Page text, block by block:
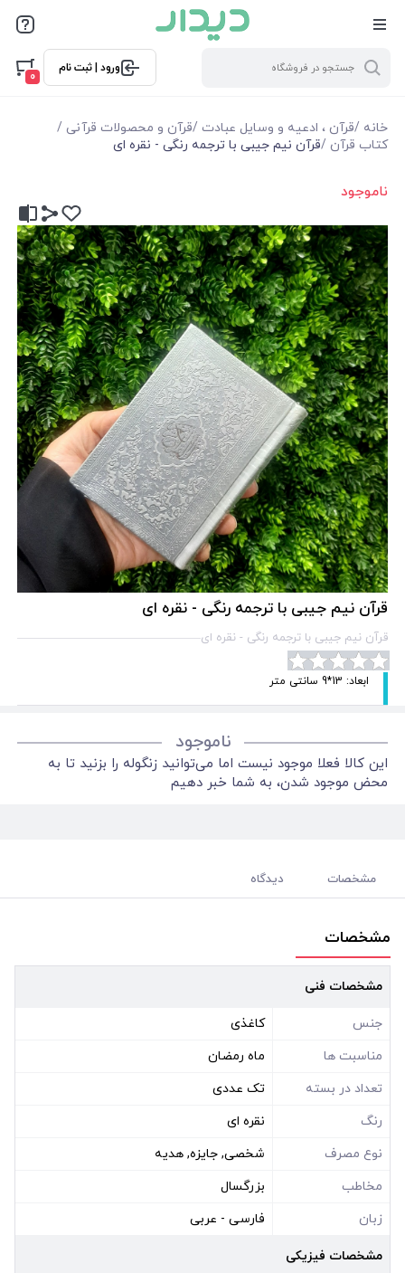
ورود | ثبت نام
0
خانه /قرآن ، ادعیه و وسایل عبادت /قرآن و محصولات قرآنی /
کتاب قرآن /قرآن نیم جیبی با ترجمه رنگی - نقره ای
ناموجود
قرآن نیم جیبی با ترجمه رنگی - نقره ای
قرآن نیم جیبی با ترجمه رنگی - نقره ای
ابعاد: 13*9 سانتی متر
ناموجود
این کالا فعلا موجود نیست اما می‌توانید زنگوله را بزنید تا به
محض موجود شدن، به شما خبر دهیم
مشخصات دیدگاه
مشخصات
مشخصات فنی
جنس
کاغذی
مناسبت ها
ماه رمضان
تعداد در بسته
تک عددی
رنگ
نقره ای
نوع مصرف
شخصی, جایزه, هدیه
مخاطب
بزرگسال
زبان
فارسی - عربی
مشخصات فیزیکی